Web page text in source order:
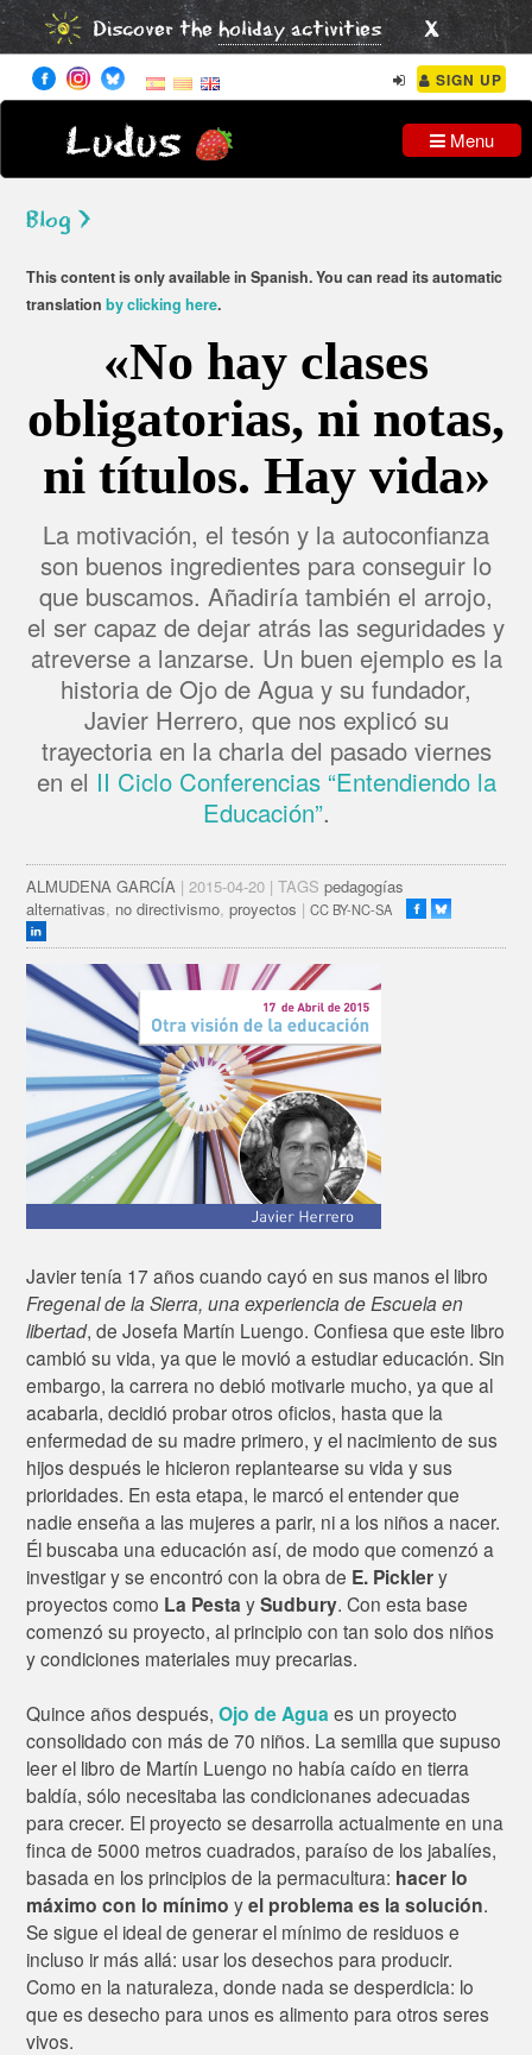
Discover theholiday activities x
SIGN UP
Ludus Menu
Blog >
This content is only available in Spanish. You can read its automatic
translationby clicking here.
«No hay clases
obligatorias, ni notas,
ni títulos. Hay vida»
La motivación, el tesón y la autoconfianza
son buenos ingredientes para conseguir lo
que buscamos. Añadiría también el arrojo,
el ser capaz de dejar atrás las seguridades y
atreverse a lanzarse. Un buen ejemplo es la
historia de Ojo de Agua y su fundador,
Javier Herrero, que nos explicó su
trayectoria en la charla del pasado viernes
en el II Ciclo Conferencias “Entendiendo la
Educación”.
ALMUDENA GARCÍA | 2015-04-20 | TAGSpedagogías
alternativas, no directivismo,proyectos |CC BY-NC-SA
Javier tenía 17 años cuando cayó en sus manos el libro
Fregenal de la Sierra, una experiencia de Escuela en
libertad, de Josefa Martín Luengo. Confiesa que este libro
cambió su vida, ya que le movió a estudiar educación. Sin
embargo, la carrera no debió motivarle mucho, ya que al
acabarla, decidió probar otros oficios, hasta que la
enfermedad de su madre primero, y el nacimiento de sus
hijos después le hicieron replantearse su vida y sus
prioridades. En esta etapa, le marcó el entender que
nadie enseña a las mujeres a parir, ni a los niños a nacer.
Él buscaba una educación así, de modo que comenzó a
investigar y se encontró con la obra de E. Picklery
proyectos como La Pesta ySudbury. Con esta base
comenzó su proyecto, al principio con tan solo dos niños
y condiciones materiales muy precarias.
Quince años después,Ojo de Agua es un proyecto
consolidado con más de 70 niños. La semilla que supuso
leer el libro de Martín Luengo no había caído en tierra
baldía, sólo necesitaba las condicionanes adecuadas
para crecer. El proyecto se desarrolla actualmente en una
finca de 5000 metros cuadrados, paraíso de los jabalíes,
basada en los principios de la permacultura: hacer lo
máximo con lo mínimo yel problema es la solución.
Se sigue el ideal de generar el mínimo de residuos e
incluso ir más allá: usar los desechos para producir.
Como en la naturaleza, donde nada se desperdicia: lo
que es desecho para unos es alimento para otros seres
vivos.